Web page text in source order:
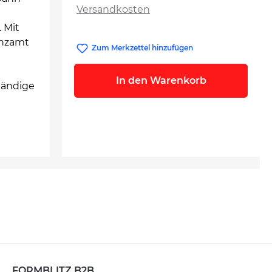
Mit
Versandkosten
Zum Merkzettel hinzufügen
In den Warenkorb